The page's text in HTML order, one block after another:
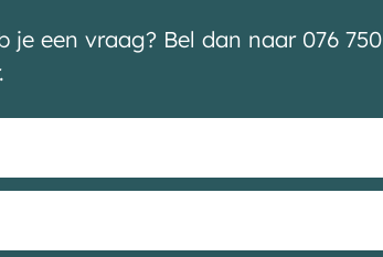
je een vraag? Bel dan naar 076